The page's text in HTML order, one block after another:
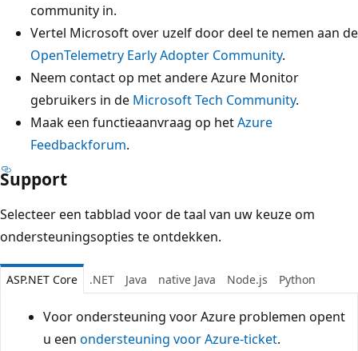
community in.
Vertel Microsoft over uzelf door deel te nemen aan de
OpenTelemetry Early Adopter Community.
Neem contact op met andere Azure Monitor
gebruikers in de Microsoft Tech Community.
Maak een functieaanvraag op hetAzure
Feedbackforum.
Support
Selecteer een tabblad voor de taal van uw keuze om
ondersteuningsopties te ontdekken.
ASP.NET Core .NET Java native Java Node.js Python
Voor ondersteuning voor Azure problemen opent
u een ondersteuning voor Azure-ticket.